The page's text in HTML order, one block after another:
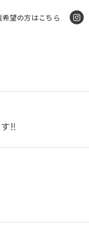
希望の方はこちら
‼️